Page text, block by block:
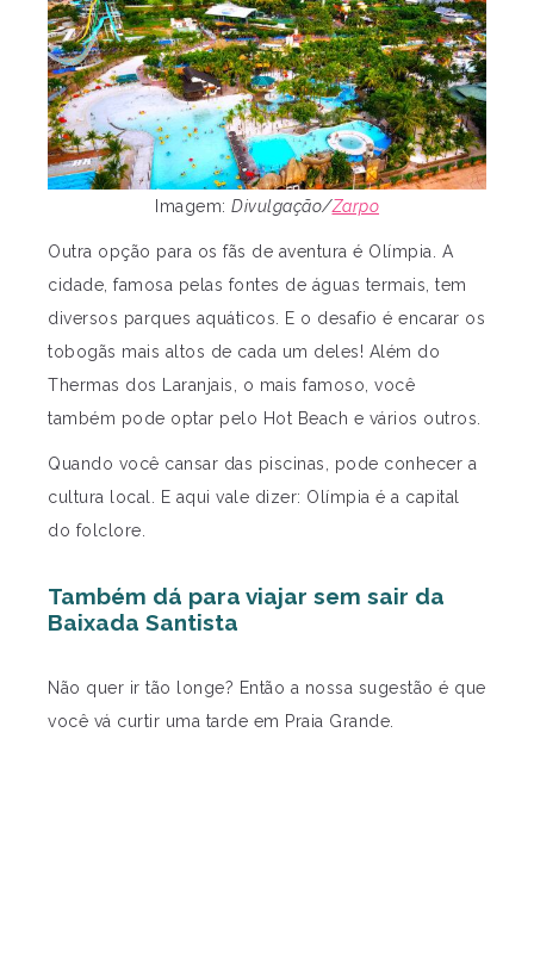
Imagem: Divulgação/Zarpo
Outra opção para os fãs de aventura é Olímpia. A
cidade, famosa pelas fontes de águas termais, tem
diversos parques aquáticos. E o desafio é encarar os
tobogãs mais altos de cada um deles! Além do
Thermas dos Laranjais, o mais famoso, você
também pode optar pelo Hot Beach e vários outros.
Quando você cansar das piscinas, pode conhecer a
cultura local. E aqui vale dizer: Olímpia é a capital
do folclore.
Também dá para viajar sem sair da
Baixada Santista
Não quer ir tão longe? Então a nossa sugestão é que
você vá curtir uma tarde em Praia Grande.